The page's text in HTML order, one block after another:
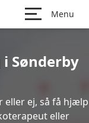
Menu
Sønderby
eller ej, så få hjælp
eller